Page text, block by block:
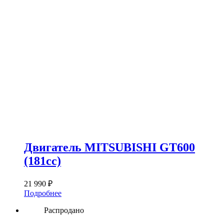
Двигатель MITSUBISHI GT600
(181сс)
21 990 ₽
Подробнее
Распродано